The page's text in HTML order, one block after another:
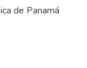
de Panamá